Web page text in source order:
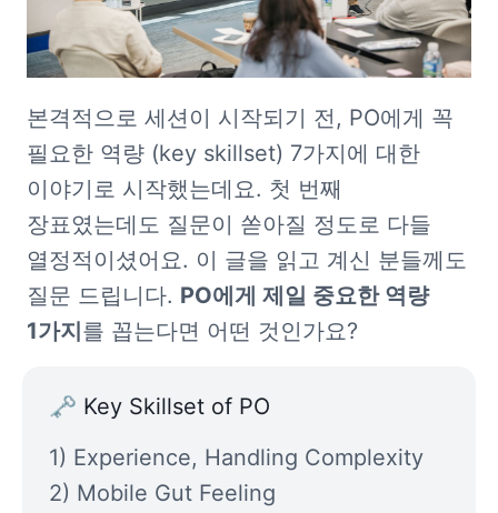
본격적으로 세션이 시작되기 전, PO에게 꼭
필요한 역량 (key skillset) 7가지에 대한
이야기로 시작했는데요. 첫 번째
장표였는데도 질문이 쏟아질 정도로 다들
열정적이셨어요. 이 글을 읽고 계신 분들께도
질문 드립니다. PO에게 제일 중요한 역량
1가지를 꼽는다면 어떤 것인가요?
🗝 Key Skillset of PO
1)
2) Mobile Gut Feeling